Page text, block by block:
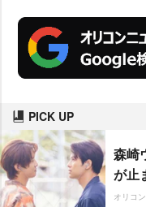
PICK UP
森崎
が止
オリコ